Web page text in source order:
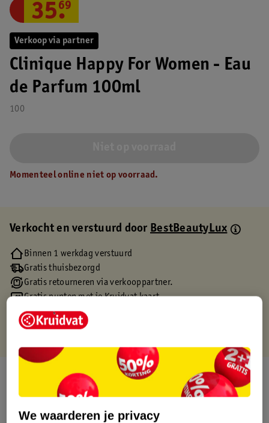
Verkoop via partner
Clinique Happy For Women - Eau
de Parfum 100ml
100
35.
69
Momenteel online niet op voorraad.
Verkocht en verstuurd doorBestBeautyLux
Binnen 1 werkdag verstuurd
Gratis thuisbezorgd
Gratis retourneren via verkooppartner.
Gratis punten met je Kruidvat kaart
Over dit product
We waarderen je privacy